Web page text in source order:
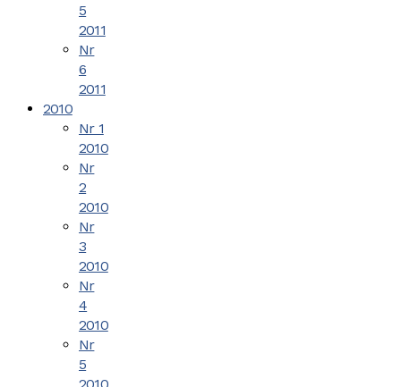
5
2011
Nr
6
2011
2010
Nr 1
2010
Nr
2
2010
Nr
3
2010
Nr
4
2010
Nr
5
2010